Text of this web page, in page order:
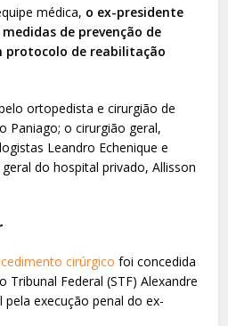
médica, o ex-presidente
de prevenção de
protocolo de reabilitação
ortopedista e cirurgião de
Paniago; o cirurgião geral,
Leandro Echenique e
do hospital privado, Allisson
cirúrgico foi concedida
Federal (STF) Alexandre
execução penal do ex-